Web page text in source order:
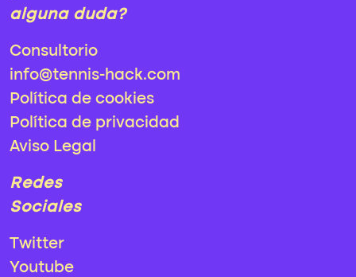
alguna duda?
Consultorio
info@tennis-hack.com
Política de cookies
Política de privacidad
Aviso Legal
Redes
Sociales
Twitter
Youtube